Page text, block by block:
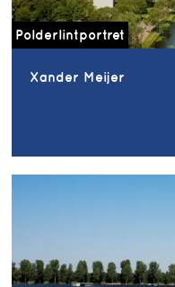
Polderlintportret
Xander Meijer